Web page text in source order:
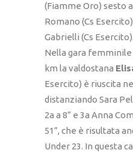
(Fiamme Oro) sesto
Romano (Cs
Gabrielli (Cs Esercito).
Nella gara femminile
km la valdostana
Esercito) è riuscita
distanziando Sara
2a a 8” e 3a Anna
51”, che è risultata
Under 23. In questa